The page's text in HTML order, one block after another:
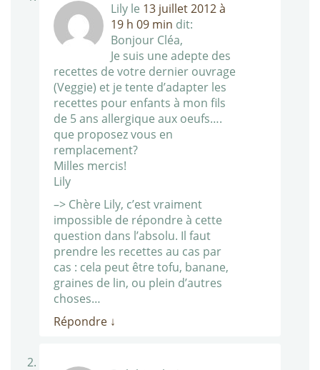
Lily le 13 juillet 2012 à
19 h 09 min dit:
Bonjour Cléa,
Je suis une adepte des
recettes de votre dernier ouvrage
(Veggie) et je tente d’adapter les
recettes pour enfants à mon fils
de 5 ans allergique aux oeufs….
que proposez vous en
remplacement?
Milles mercis!
Lily
–> Chère Lily, c’est vraiment
impossible de répondre à cette
question dans l’absolu. Il faut
prendre les recettes au cas par
cas : cela peut être tofu, banane,
graines de lin, ou plein d’autres
choses…
Répondre ↓